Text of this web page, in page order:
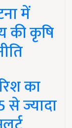
में
की कृषि
का
से ज्यादा